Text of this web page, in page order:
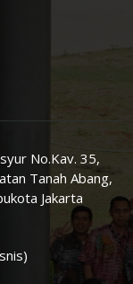
No.Kav. 35,
Tanah Abang,
Jakarta